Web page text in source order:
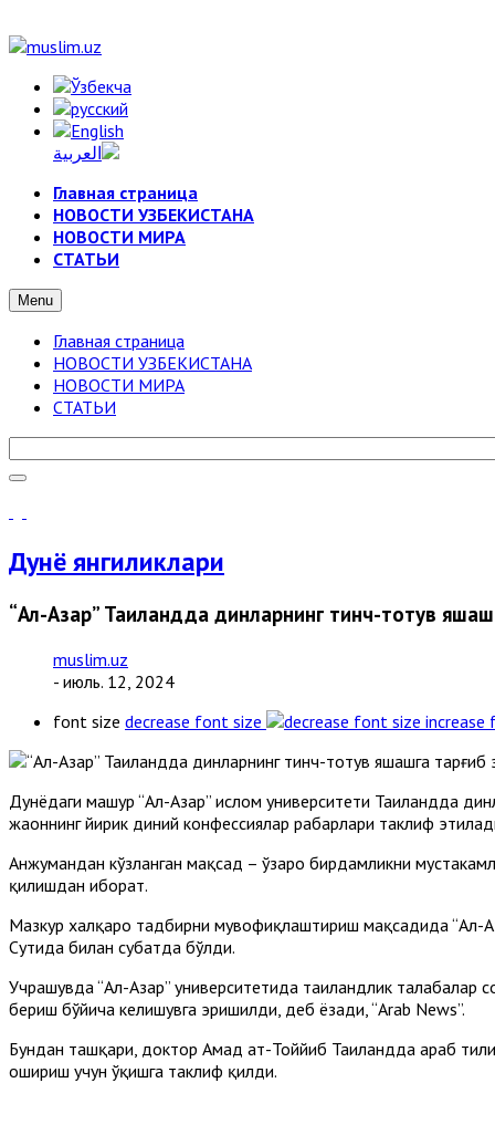
Главная страница
НОВОСТИ УЗБЕКИСТАНА
НОВОСТИ МИРА
СТАТЬИ
Menu
Главная страница
НОВОСТИ УЗБЕКИСТАНА
НОВОСТИ МИРА
СТАТЬИ
Дунё янгиликлари
“Ал-Азҳар” Таиландда динларнинг тинч-тотув
muslim.uz
- июль. 12, 2024
font size decrease font size increase
Дунёдаги машҳур “Ал-Азҳар” ислом университети Таиландда
жаҳоннинг йирик диний конфессиялар раҳбарлари таклиф
Анжумандан кўзланган мақсад – ўзаро бирдамликни
қилишдан иборат.
Мазкур халқаро тадбирни мувофиқлаштириш мақсадида “Ал-
Сутҳида билан суҳбатда бўлди.
Учрашувда “Ал-Азҳар” университетида таиландлик
бериш бўйича келишувга эришилди, деб ёзади, “Arab News”.
Бундан ташқари, доктор Аҳмад ат-Тоййиб Таиландда араб
ошириш учун ўқишга таклиф қилди.